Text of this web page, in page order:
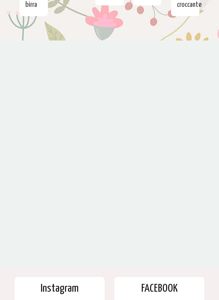
birra
croccante
Instagram FACEBOOK